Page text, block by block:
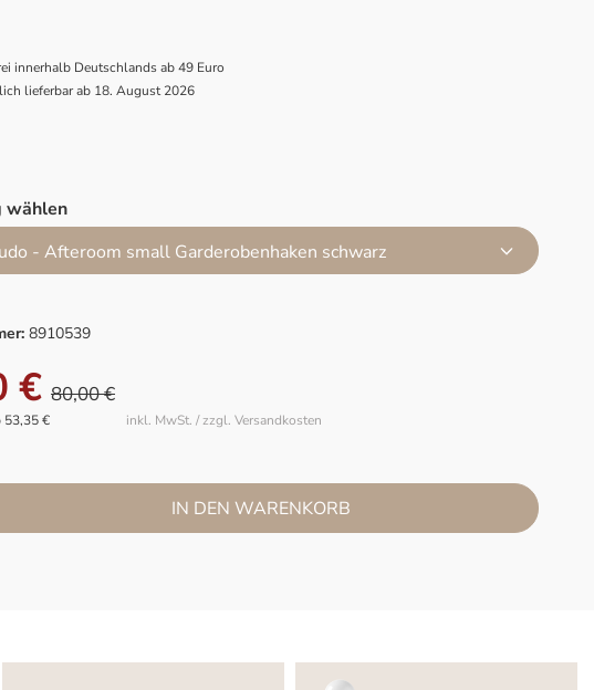
innerhalb Deutschlands ab 49 Euro
lieferbar ab 18. August 2026
wählen
- Afteroom small Garderobenhaken schwarz
8910539
€ 80,00 €
inkl. MwSt. / zzgl. Versandkosten
53,35 €
IN DEN WARENKORB